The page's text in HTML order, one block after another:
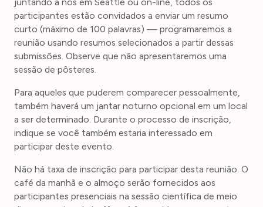
juntando a nós em Seattle ou on-line, todos os
participantes estão convidados a enviar um resumo
curto (máximo de 100 palavras) — programaremos a
reunião usando resumos selecionados a partir dessas
submissões. Observe que não apresentaremos uma
sessão de pôsteres.
Para aqueles que puderem comparecer pessoalmente,
também haverá um jantar noturno opcional em um local
a ser determinado. Durante o processo de inscrição,
indique se você também estaria interessado em
participar deste evento.
Não há taxa de inscrição para participar desta reunião. O
café da manhã e o almoço serão fornecidos aos
participantes presenciais na sessão científica de meio